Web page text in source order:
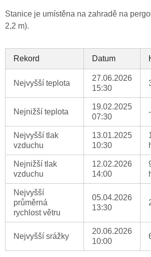
Stanice je umístěna na zahradě na
2,2 m).
Rekord Datum
Nejvyšší teplota
27.06.2026
15:30
Nejnižší teplota
19.02.2025
07:30
Nejvyšší tlak
vzduchu
13.01.2025
10:30
Nejnižší tlak
vzduchu
12.02.2026
14:00
Nejvyšší
průměrná
rychlost větru
05.04.2026
13:30
Nejvyšší srážky
20.06.2026
10:00